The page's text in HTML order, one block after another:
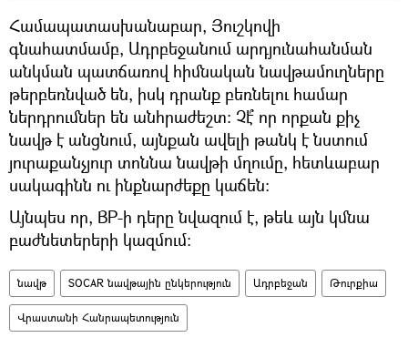
Համապատասխանաբար, Յուշկովի
գնահատմամբ, Ադրբեջանում արդյունահանման
անկման պատճառով հիմնական նավթամուղները
թերբեռնված են, իսկ դրանք բեռնելու համար
ներդրումներ են անհրաժեշտ։ Չէ՞ որ որքան քիչ
նավթ է անցնում, այնքան ավելի թանկ է նստում
յուրաքանչյուր տոննա նավթի մղումը, հետևաբար
սակագինն ու ինքնարժեքը կաճեն:
Այնպես որ, BP-ի դերը նվազում է, թեև այն կմնա
բաժնետերերի կազմում:
նավթ SOCAR նավթային ընկերություն Ադրբեջան Թուրքիա
Վրաստանի Հանրապետություն